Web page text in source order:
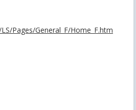
Pages/General_F/Home_F.htm